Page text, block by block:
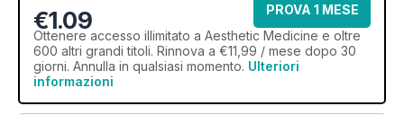
€1.09
PROVA 1 MESE
Ottenere accesso illimitato a Aesthetic Medicine e oltre
600 altri grandi titoli. Rinnova a €11,99 / mese dopo 30
giorni. Annulla in qualsiasi momento. Ulteriori
informazioni